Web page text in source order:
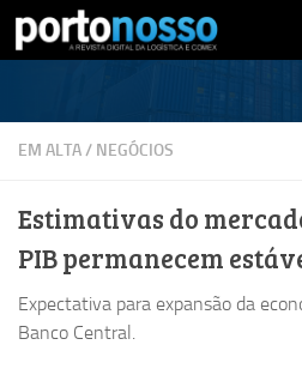
Skip to content
EM ALTA/ NEGÓCIOS
Estimativas do
PIB permanecem
Expectativa para expansão da
Banco Central.